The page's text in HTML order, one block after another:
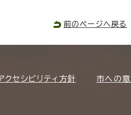
前のページへ戻る
クセシビリティ方針 市への意